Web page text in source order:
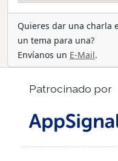
Quieres dar una charla
un tema para una?
Envíanos un E-Mail.
Patrocinado por